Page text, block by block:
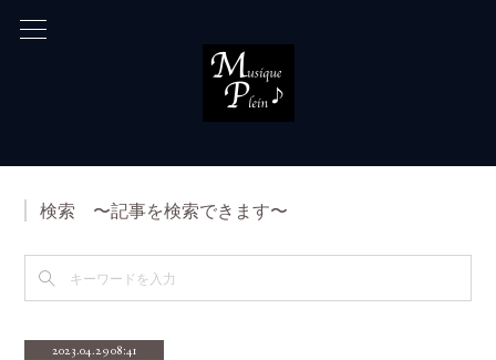
検索 〜記事を検索できます〜
2023.04.29 08:41